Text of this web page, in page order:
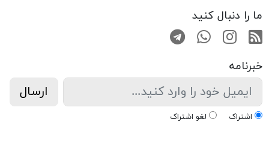
ما را دنبال کنید
RSS صفحه اینستاگرام
تماس با واتس اپ
کانال تلگرام
خبرنامه
ارسال
اشتراک لغو اشتراک